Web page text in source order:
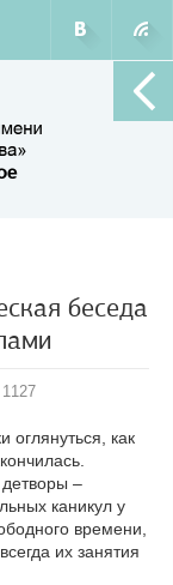
беседа
1127
оглянуться, как
–
каникул у
времени,
их занятия